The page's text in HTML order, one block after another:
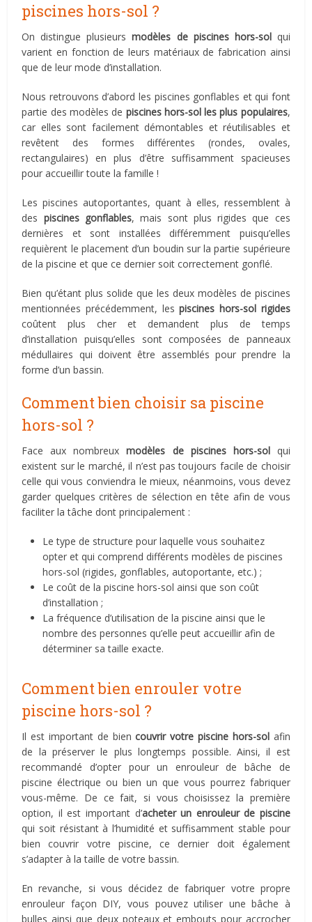
piscines hors-sol ?
On distingue plusieursmodèles de piscines hors-solqui
varient en fonction de leurs matériaux de fabrication ainsi
que de leur mode d’installation.
Nous retrouvons d’abord les piscines gonflables et qui font
partie des modèles de piscines hors-sol les plus populaires,
car elles sont facilement démontables et réutilisables et
revêtent des formes différentes (rondes, ovales,
rectangulaires) en plus d’être suffisamment spacieuses
pour accueillir toute la famille !
Les piscines autoportantes, quant à elles, ressemblent à
des piscines gonflables, mais sont plus rigides que ces
dernières et sont installées différemment puisqu’elles
requièrent le placement d’un boudin sur la partie supérieure
de la piscine et que ce dernier soit correctement gonflé.
Bien qu’étant plus solide que les deux modèles de piscines
mentionnées précédemment, lespiscines hors-sol rigides
coûtent plus cher et demandent plus de temps
d’installation puisqu’elles sont composées de panneaux
médullaires qui doivent être assemblés pour prendre la
forme d’un bassin.
Comment bien choisir sa piscine
hors-sol ?
Face aux nombreuxmodèles de piscines hors-solqui
existent sur le marché, il n’est pas toujours facile de choisir
celle qui vous conviendra le mieux, néanmoins, vous devez
garder quelques critères de sélection en tête afin de vous
faciliter la tâche dont principalement :
Le type de structure pour laquelle vous souhaitez
opter et qui comprend différents modèles de piscines
hors-sol (rigides, gonflables, autoportante, etc.) ;
Le coût de la piscine hors-sol ainsi que son coût
d’installation ;
La fréquence d’utilisation de la piscine ainsi que le
nombre des personnes qu’elle peut accueillir afin de
déterminer sa taille exacte.
Comment bien enrouler votre
piscine hors-sol ?
Il est important de bien couvrir votre piscine hors-solafin
de la préserver le plus longtemps possible. Ainsi, il est
recommandé d’opter pour un enrouleur de bâche de
piscine électrique ou bien un que vous pourrez fabriquer
vous-même. De ce fait, si vous choisissez la première
option, il est important d’acheter un enrouleur de piscine
qui soit résistant à l’humidité et suffisamment stable pour
bien couvrir votre piscine, ce dernier doit également
s’adapter à la taille de votre bassin.
En revanche, si vous décidez de fabriquer votre propre
enrouleur façon DIY, vous pouvez utiliser une bâche à
bulles ainsi que deux poteaux et embouts pour accrocher